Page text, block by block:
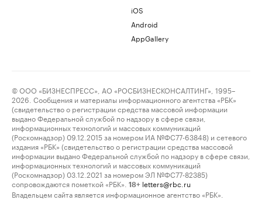
iOS
Android
AppGallery
© ООО «БИЗНЕСПРЕСС», АО «РОСБИЗНЕСКОНСАЛТИНГ», 1995–
2026. Сообщения и материалы информационного агентства «РБК»
(свидетельство о регистрации средства массовой информации
выдано Федеральной службой по надзору в сфере связи,
информационных технологий и массовых коммуникаций
(Роскомнадзор) 09.12.2015 за номером ИА №ФС77-63848) и сетевого
издания «РБК» (свидетельство о регистрации средства массовой
информации выдано Федеральной службой по надзору в сфере связи,
информационных технологий и массовых коммуникаций
(Роскомнадзор) 03.12.2021 за номером ЭЛ №ФС77-82385)
сопровождаются пометкой «РБК».
18+ letters@rbc.ru
Владельцем сайта является информационное агентство «РБК».